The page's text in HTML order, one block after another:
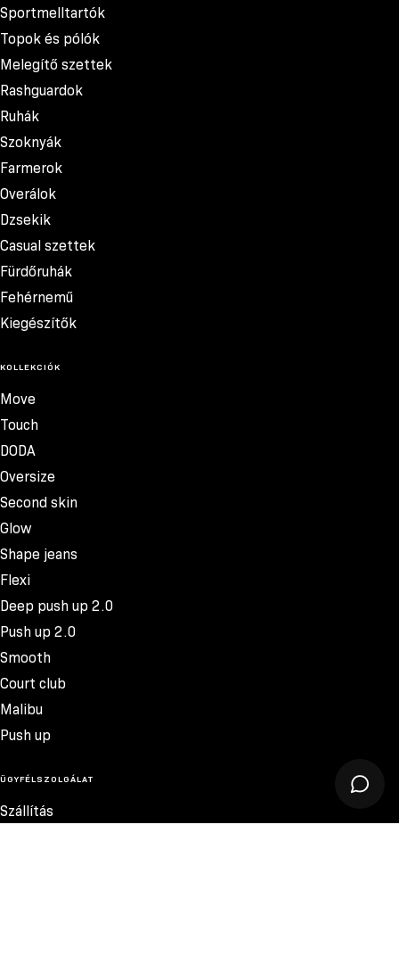
Sportmelltartók
Topok és pólók
Melegítő szettek
Rashguardok
Ruhák
Szoknyák
Farmerok
Overálok
Dzsekik
Casual szettek
Fürdőruhák
Fehérnemű
Kiegészítők
KOLLEKCIÓK
Move
Touch
DODA
Oversize
Second skin
Glow
Shape jeans
Flexi
Deep push up 2.0
Push up 2.0
Smooth
Court club
Malibu
Push up
ÜGYFÉLSZOLGÁLAT
Szállítás